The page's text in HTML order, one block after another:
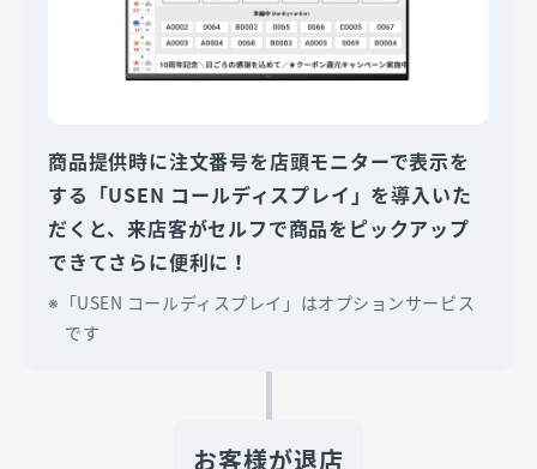
商品提供時に注文番号を店頭モニターで表示を
する「USEN コールディスプレイ」を導入いた
だくと、来店客がセルフで商品をピックアップ
できてさらに便利に！
「USEN コールディスプレイ」はオプションサービス
です
お客様が退店